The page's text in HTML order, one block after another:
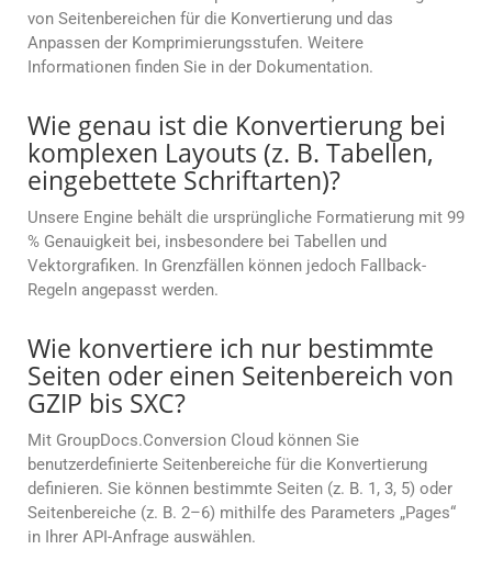
von Seitenbereichen für die Konvertierung und das
Anpassen der Komprimierungsstufen. Weitere
Informationen finden Sie in der Dokumentation.
Wie genau ist die Konvertierung bei
komplexen Layouts (z. B. Tabellen,
eingebettete Schriftarten)?
Unsere Engine behält die ursprüngliche Formatierung mit 99
% Genauigkeit bei, insbesondere bei Tabellen und
Vektorgrafiken. In Grenzfällen können jedoch Fallback-
Regeln angepasst werden.
Wie konvertiere ich nur bestimmte
Seiten oder einen Seitenbereich von
GZIP bis SXC?
Mit GroupDocs.Conversion Cloud können Sie
benutzerdefinierte Seitenbereiche für die Konvertierung
definieren. Sie können bestimmte Seiten (z. B. 1, 3, 5) oder
Seitenbereiche (z. B. 2–6) mithilfe des Parameters „Pages“
in Ihrer API-Anfrage auswählen.